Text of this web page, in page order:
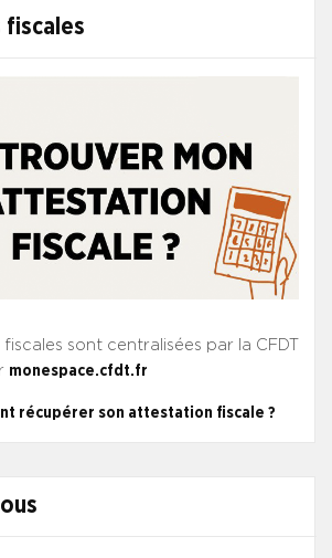
sont centralisées par la CFDT
monespace.cfdt.fr
récupérer son attestation fiscale ?